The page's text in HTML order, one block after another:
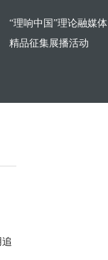
“理响中国”理论融媒体
精品征集展播活动